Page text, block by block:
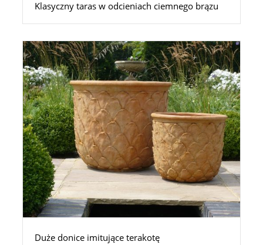
Klasyczny taras w odcieniach ciemnego brązu
Duże donice imitujące terakotę